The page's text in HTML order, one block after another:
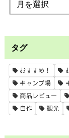
タグ
おすすめ！
キャンプ場
商品レビュー
自作 観光